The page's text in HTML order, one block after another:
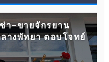
า–ขายจักรยาน
ลางพัทยา ตอบโจทย์